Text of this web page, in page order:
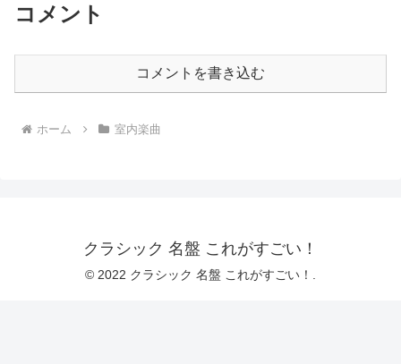
コメント
コメントを書き込む
ホーム 室内楽曲
クラシック 名盤 これがすごい！
© 2022 クラシック 名盤 これがすごい！.